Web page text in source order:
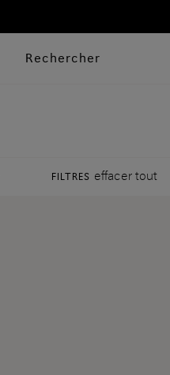
Rechercher
FILTRES effacer tout